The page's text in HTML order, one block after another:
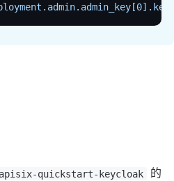
apisix-quickstart-keycloak
的